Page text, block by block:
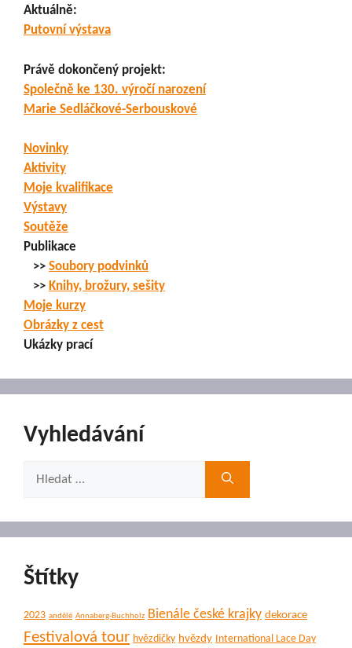
Aktuálně:
Putovní výstava
Právě dokončený projekt:
Společně ke 130. výročí narození
Marie Sedláčkové-Serbouskové
Novinky
Aktivity
Moje kvalifikace
Výstavy
Soutěže
Publikace
>> Soubory podvinků
>> Knihy, brožury, sešity
Moje kurzy
Obrázky z cest
Ukázky prací
Vyhledávání
Štítky
2023 andělé Annaberg-Buchholz Bienále české krajky dekorace
Festivalová tour hvězdičky hvězdy International Lace Day